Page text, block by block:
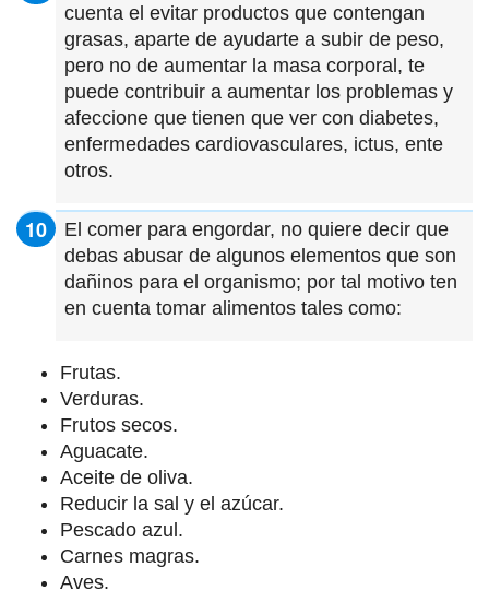
cuenta el evitar productos que contengan
grasas, aparte de ayudarte a subir de peso,
pero no de aumentar la masa corporal, te
puede contribuir a aumentar los problemas y
afeccione que tienen que ver con diabetes,
enfermedades cardiovasculares, ictus, ente
otros.
El comer para engordar, no quiere decir que
debas abusar de algunos elementos que son
dañinos para el organismo; por tal motivo ten
en cuenta tomar alimentos tales como:
Frutas.
Verduras.
Frutos secos.
Aguacate.
Aceite de oliva.
Reducir la sal y el azúcar.
Pescado azul.
Carnes magras.
Aves.